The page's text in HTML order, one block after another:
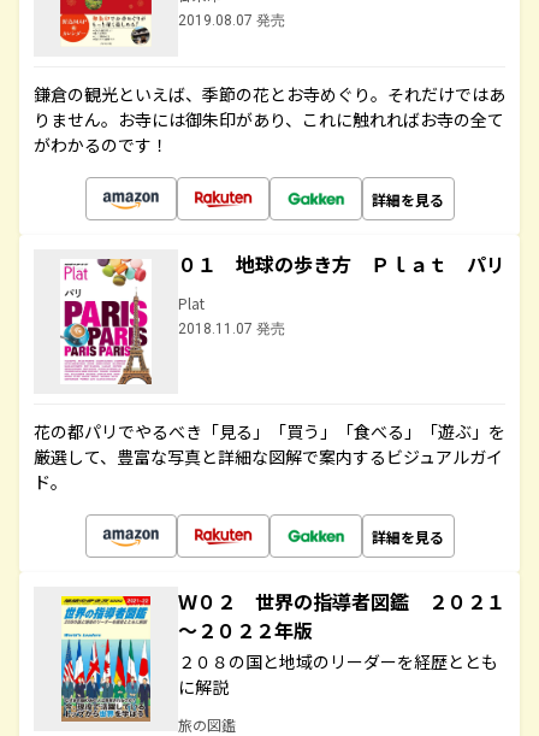
2019.08.07 発売
鎌倉の観光といえば、季節の花とお寺めぐり。それだけではあ
りません。お寺には御朱印があり、これに触れればお寺の全て
がわかるのです！
詳細を見る
０１ 地球の歩き方 Ｐｌａｔ パリ
Plat
2018.11.07 発売
花の都パリでやるべき「見る」「買う」「食べる」「遊ぶ」を
厳選して、豊富な写真と詳細な図解で案内するビジュアルガイ
ド。
詳細を見る
Ｗ０２ 世界の指導者図鑑 ２０２１
～２０２２年版
２０８の国と地域のリーダーを経歴ととも
に解説
旅の図鑑